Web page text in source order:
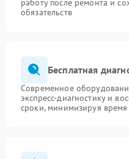
работу после ремонта и
обязательств
Бесплатная
Современное
экспресс-диагностику и
сроки, минимизируя время